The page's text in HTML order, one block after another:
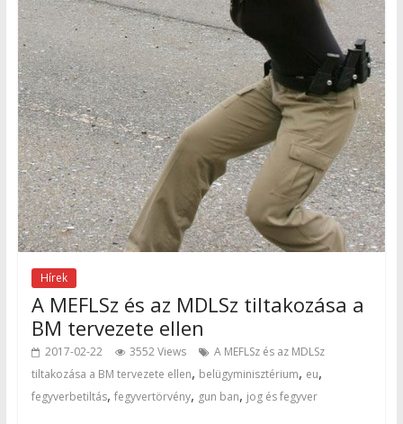
Hírek
A MEFLSz és az MDLSz tiltakozása a
BM tervezete ellen
2017-02-22 3552 Views
A MEFLSz és az MDLSz
tiltakozása a BM tervezete ellen, belügyminisztérium, eu,
fegyverbetiltás, fegyvertörvény, gun ban, jog és fegyver